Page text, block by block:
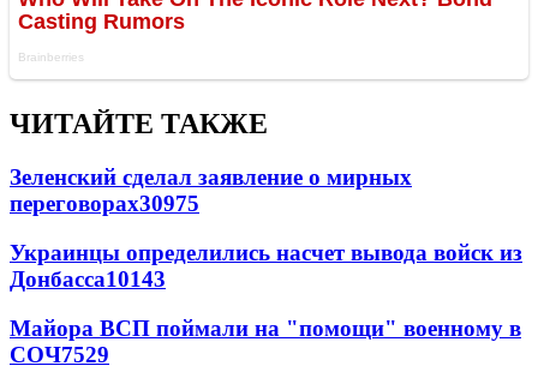
ЧИТАЙТЕ ТАКЖЕ
Зеленский сделал заявление о мирных
переговорах30975
Украинцы определились насчет вывода войск из
Донбасса10143
Майора ВСП поймали на "помощи" военному в
СОЧ7529